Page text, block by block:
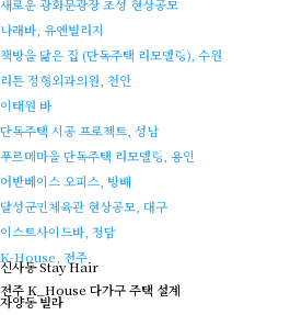
새로운 광화문광장 조성 현상공모
나래바, 유엔빌리지
책방을 닮은 집 (단독주택 리모델링), 수원
리튼 정형외과의원, 천안
이태원 바
단독주택 시공 프로젝트, 성남
푸르메마을 단독주택 리모델링, 용인
어반베이스 오피스, 방배
달성군민체육관 현상공모, 대구
이스트사이드바, 청담
K-House, 전주
신사동 Stay Hair
전주 K_House 다가구 주택 설계
자양동 빌라